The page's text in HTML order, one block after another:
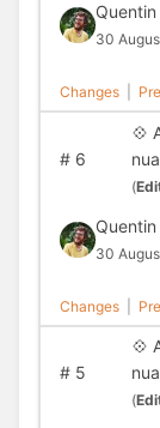
30
Changes
#6
💠
(
30
Changes
#5
💠
(